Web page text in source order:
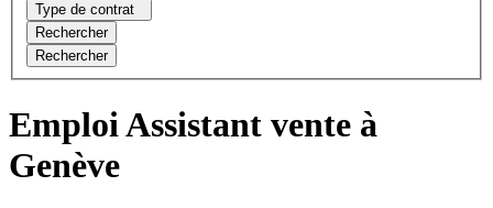
Type de contrat
Rechercher
Rechercher
Emploi Assistant vente à
Genève